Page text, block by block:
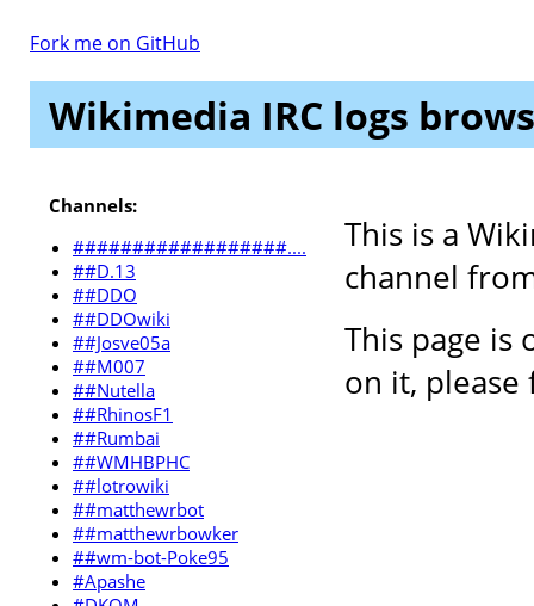
Fork me on GitHub
Wikimedia IRC logs
Channels:
##################....
##D.13
##DDO
##DDOwiki
##Josve05a
##M007
##Nutella
##RhinosF1
##Rumbai
##WMHBPHC
##lotrowiki
##matthewrbot
##matthewrbowker
##wm-bot-Poke95
#Apashe
This is a
channel
This page is
on it,